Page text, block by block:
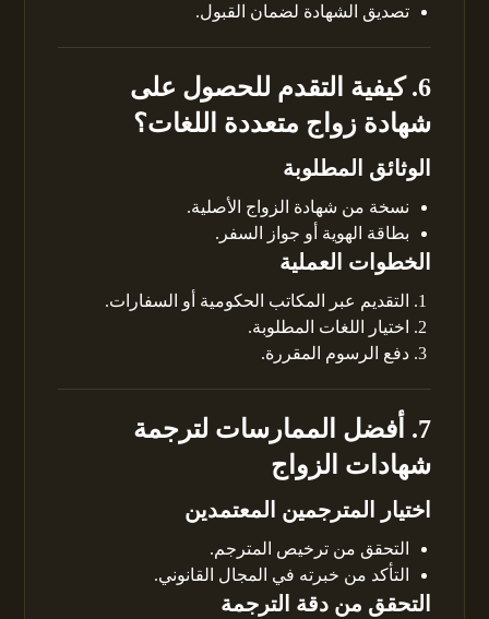
تصديق الشهادة لضمان القبول.
6. كيفية التقدم للحصول على
شهادة زواج متعددة اللغات؟
الوثائق المطلوبة
نسخة من شهادة الزواج الأصلية.
بطاقة الهوية أو جواز السفر.
الخطوات العملية
التقديم عبر المكاتب الحكومية أو السفارات.
اختيار اللغات المطلوبة.
دفع الرسوم المقررة.
7. أفضل الممارسات لترجمة
شهادات الزواج
اختيار المترجمين المعتمدين
التحقق من ترخيص المترجم.
التأكد من خبرته في المجال القانوني.
التحقق من دقة الترجمة